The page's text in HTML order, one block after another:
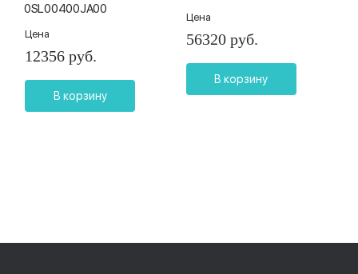
0SL00400JA00
Цена
12356 руб.
В корзину
Цена
56320 руб.
В корзину